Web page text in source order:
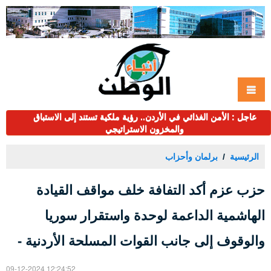
عاجل : الأمن الغذائي في الأردن.. رؤية ملكية تستند إلى الاستباق
والمخزون الاستراتيجي
الرئيسية برلمان وأحزاب
حزب عزم أكد التفافة خلف مواقف القيادة
الهاشمية الداعمة لوحدة واستقرار سوريا
والوقوف إلى جانب القوات المسلحة الأردنية -
09-12-2024 12:24:52